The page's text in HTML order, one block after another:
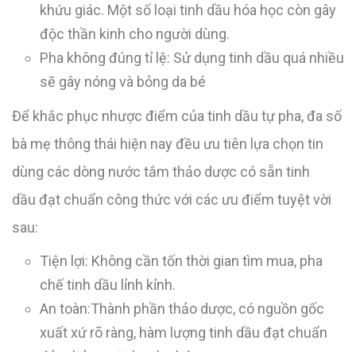
khứu giác. Một số loại tinh dầu hóa học còn gây
độc thần kinh cho người dùng.
Pha không đúng tỉ lệ: Sử dụng tinh dầu quá nhiều
sẽ gây nóng và bỏng da bé
Để khắc phục nhược điểm của tinh dầu tự pha, đa số
bà mẹ thông thái hiện nay đều ưu tiên lựa chọn tin
dùng các dòng nước tắm thảo dược có sẵn tinh
dầu đạt chuẩn công thức với các ưu điểm tuyệt vời
sau:
Tiện lợi: Không cần tốn thời gian tìm mua, pha
chế tinh dầu lỉnh kỉnh.
An toàn:Thành phần thảo dược, có nguồn gốc
xuất xứ rõ ràng, hàm lượng tinh dầu đạt chuẩn